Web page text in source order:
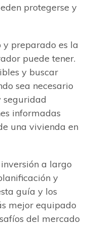
protegerse y
preparado es la
puede tener.
y buscar
sea necesario
informadas
una vivienda en
a largo
y
guía y los
mejor equipado
del mercado